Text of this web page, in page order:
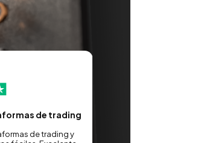
de trading
de trading y